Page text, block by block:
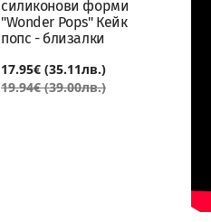
силиконови форми
"Wonder Pops" Кейк
попс - близалки
17.95€ (35.11лв.)
19.94€ (39.00лв.)